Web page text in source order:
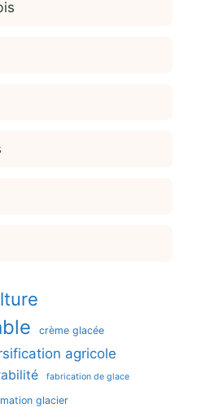
crème glacée
agricole
fabrication de glace
glacier